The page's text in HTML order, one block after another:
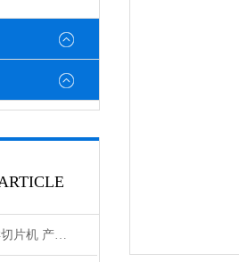
HQP-150混凝土芯样切片机 产品展示